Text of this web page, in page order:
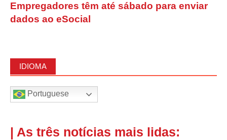
Empregadores têm até sábado para enviar
dados ao eSocial
IDIOMA
Portuguese
| As três notícias mais lidas: